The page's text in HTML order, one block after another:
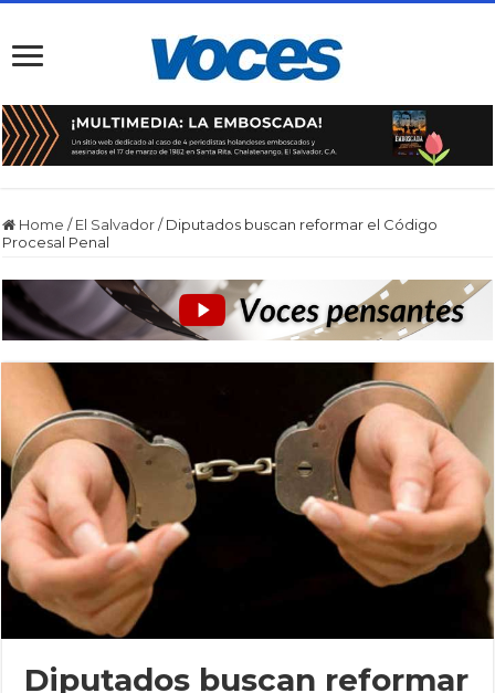
Home / El Salvador / Diputados buscan reformar el Código
Procesal Penal
Diputados buscan reformar